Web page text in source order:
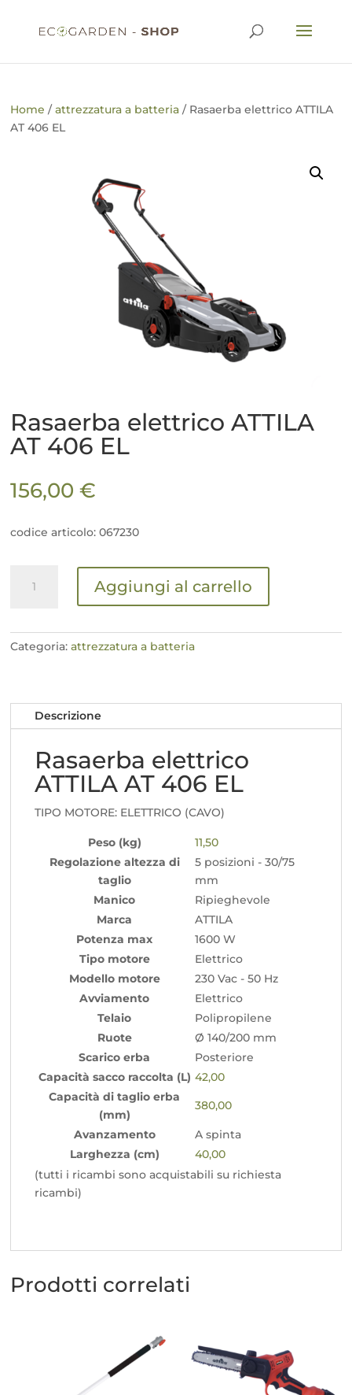
Home /attrezzatura a batteria / Rasaerba elettrico ATTILA
AT 406 EL
Rasaerba elettrico ATTILA
AT 406 EL
156,00€
codice articolo: 067230
elettrico
406
Aggiungi al carrello
Categoria:attrezzatura a batteria
Descrizione
Rasaerba elettrico
ATTILA AT 406 EL
TIPO MOTORE: ELETTRICO (CAVO)
Peso (kg)
11,50
Regolazione altezza di
taglio
5 posizioni - 30/75
mm
Manico
Ripieghevole
Marca
ATTILA
Potenza max
1600 W
Tipo motore
Elettrico
Modello motore
230 Vac - 50 Hz
Avviamento
Elettrico
Telaio
Polipropilene
Ruote
Ø 140/200 mm
Scarico erba
Posteriore
Capacità sacco raccolta (L) 42,00
Capacità di taglio erba
(mm)
380,00
Avanzamento
A spinta
Larghezza (cm)
40,00
(tutti i ricambi sono acquistabili su richiesta
ricambi)
Prodotti correlati